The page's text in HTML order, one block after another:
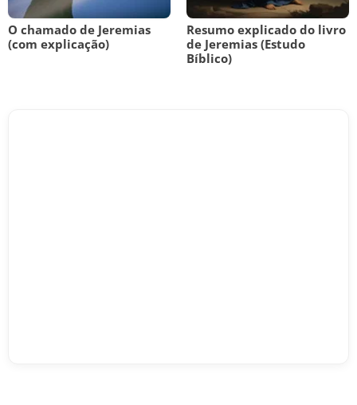
O chamado de Jeremias
(com explicação)
Resumo explicado do livro
de Jeremias (Estudo
Bíblico)